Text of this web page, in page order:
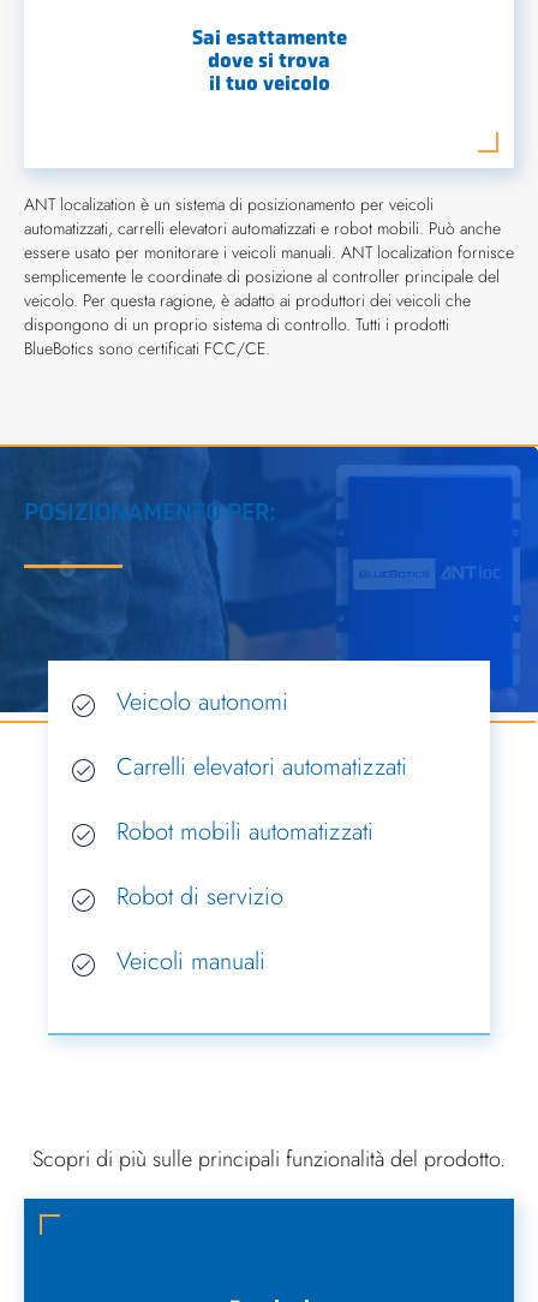
Sai esattamente
dove si trova
il tuo veicolo
ANT localization è un sistema di posizionamento per veicoli
automatizzati, carrelli elevatori automatizzati e robot mobili. Può anche
essere usato per monitorare i veicoli manuali. ANT localization fornisce
semplicemente le coordinate di posizione al controller principale del
veicolo. Per questa ragione, è adatto ai produttori dei veicoli che
dispongono di un proprio sistema di controllo. Tutti i prodotti
BlueBotics sono certificati FCC/CE.
POSIZIONAMENTO PER:
Veicolo autonomi
Carrelli elevatori automatizzati
Robot mobili automatizzati
Robot di servizio
Veicoli manuali
Scopri di più sulle principali funzionalità del prodotto.